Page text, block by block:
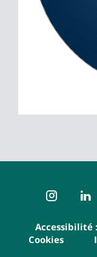
Cookies